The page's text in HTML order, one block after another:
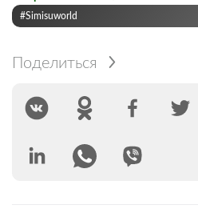
#Simisuworld
Поделиться